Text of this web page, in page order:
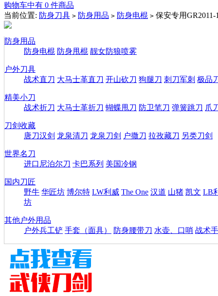
购物车中有 0 件商品
当前位置: 防身刀具 > 防身用品 > 防身电棍 > 保安专用GR2011-
防身用品
防身电棍 防身甩棍 靓女防狼喷雾
户外刀具
战术直刀 大马士革直刀 开山砍刀 狗腿刀 刺刀军刺 极品
精美小刀
战术折刀 大马士革折刀 蝴蝶甩刀 防卫笔刀 弹簧跳刀 爪
刀剑收藏
唐刀汉剑 龙泉清刀 龙泉刀剑 户撒刀 拉孜藏刀 另类刀剑
世界名刀
进口尼泊尔刀 卡巴系列 美国冷钢
国内刀匠
野牛 华匠坊 博尔特 LW利威 The One 汉道 山猪 凯文 LB
坊
其他户外用品
户外兵工铲 手套（面具） 防身腰带刀 水壶、口哨 战术